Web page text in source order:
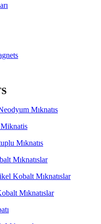
Mıknatıs
Mıknatıs
Mıknatıslar
Kobalt Mıknatıslar
Mıknatıslar